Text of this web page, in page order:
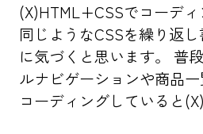
(X)HTML+CSSでコーディ
同じようなCSSを繰り返
に気づくと思います。 普
ルナビゲーションや商品
コーディングしていると